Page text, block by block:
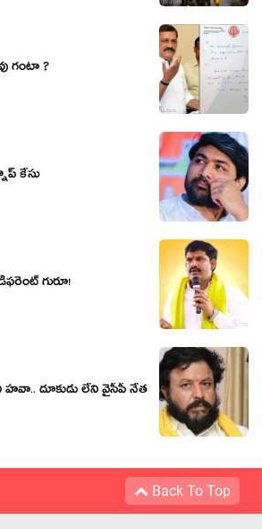
గంటా ?
కేసు
గురూ!
హ‌వా.. దూకుడు లేని వైసీపీ నేత
Back To Top